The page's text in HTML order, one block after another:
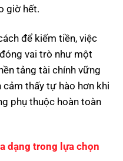
giờ hết.
để kiếm tiền, việc
vai trò như một
tảng tài chính vững
thấy tự hào hơn khi
phụ thuộc hoàn toàn
dạng trong lựa chọn